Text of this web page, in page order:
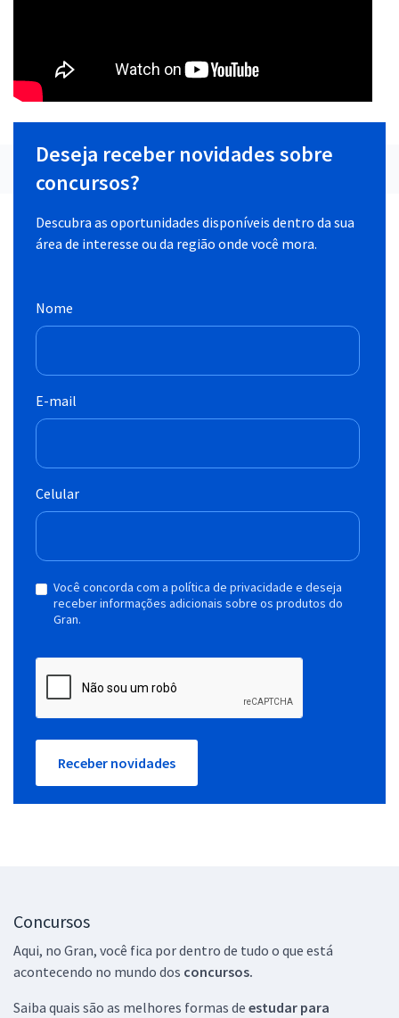
Deseja receber novidades sobre
concursos?
Descubra as oportunidades disponíveis dentro da sua
área de interesse ou da região onde você mora.
Nome
E-mail
Celular
Você concorda com a política de privacidade e deseja
receber informações adicionais sobre os produtos do
Gran.
Receber novidades
Concursos
Aqui, no Gran, você fica por dentro de tudo o que está
acontecendo no mundo dos concursos.
Saiba quais são as melhores formas de estudar para